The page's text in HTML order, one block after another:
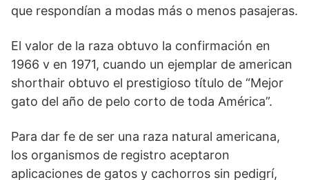
que respondían a modas más o menos pasajeras.
El valor de la raza obtuvo la confirmación en
1966 v en 1971, cuando un ejemplar de american
shorthair obtuvo el prestigioso título de “Mejor
gato del año de pelo corto de toda América”.
Para dar fe de ser una raza natural americana,
los organismos de registro aceptaron
aplicaciones de gatos y cachorros sin pedigrí,